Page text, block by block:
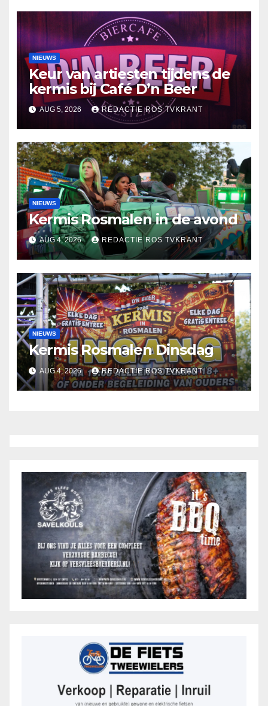
NIEUWS
Keur van artiesten tijdens de
kermis bij Café D’n Beer
AUG 5, 2026 REDACTIE ROS TVKRANT
NIEUWS
Kermis Rosmalen in de avond
AUG 4, 2026 REDACTIE ROS TVKRANT
NIEUWS
Kermis Rosmalen Dinsdag
AUG 4, 2026 REDACTIE ROS TVKRANT